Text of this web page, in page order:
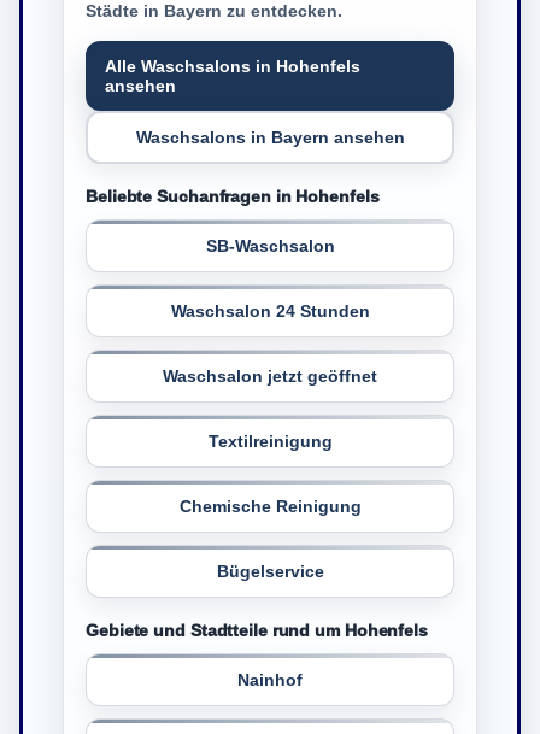
Städte in Bayern zu entdecken.
Alle Waschsalons in Hohenfels
ansehen
Waschsalons in Bayern ansehen
Beliebte Suchanfragen in Hohenfels
SB-Waschsalon
Waschsalon 24 Stunden
Waschsalon jetzt geöffnet
Textilreinigung
Chemische Reinigung
Bügelservice
Gebiete und Stadtteile rund um Hohenfels
Nainhof